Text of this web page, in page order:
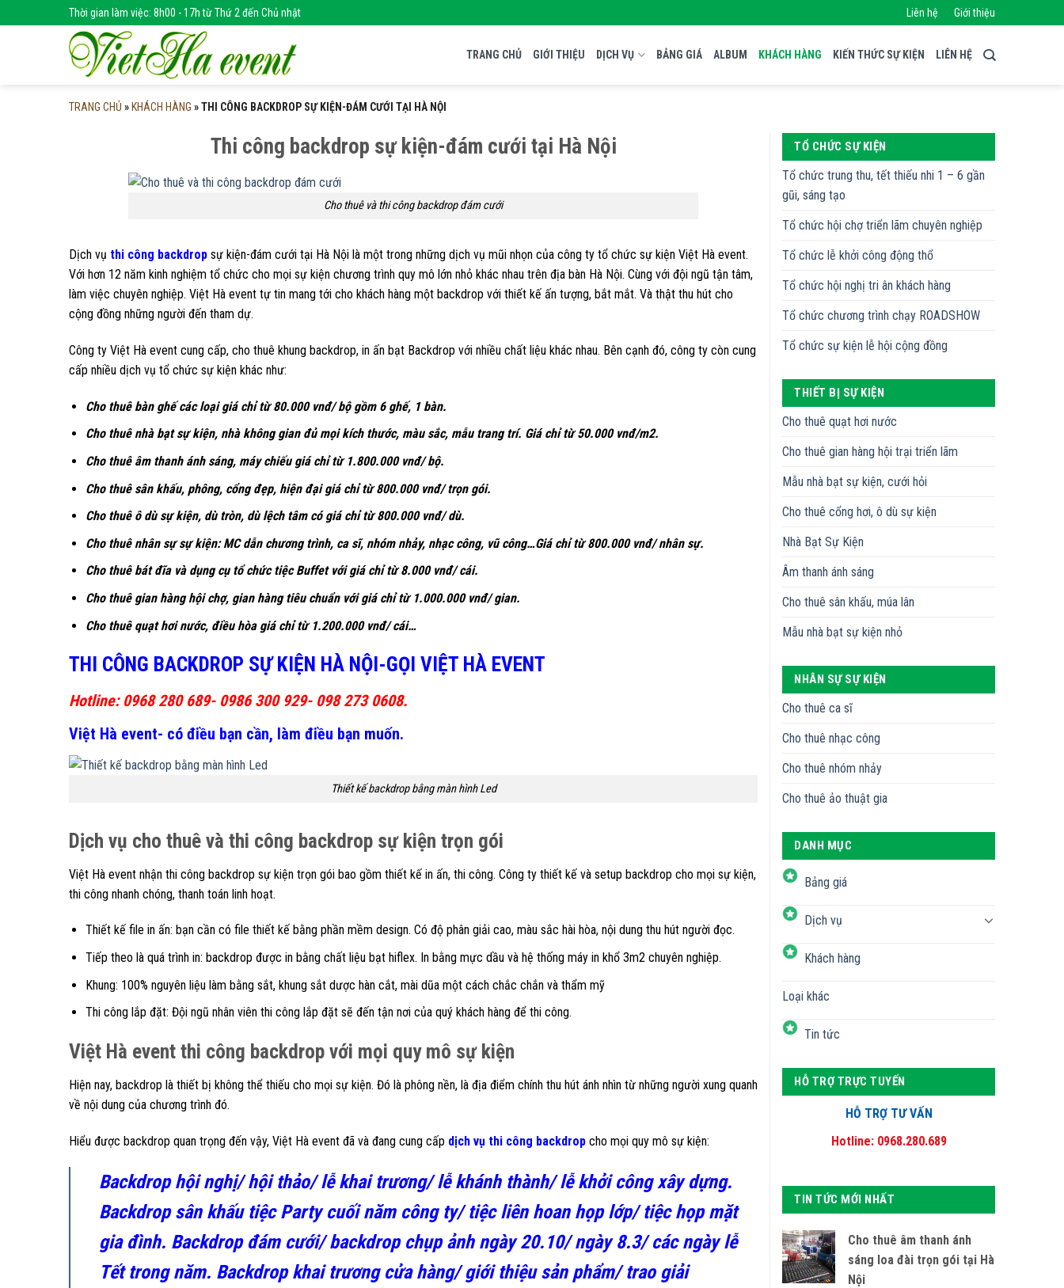
to
Thời gian làm việc: 8h00 - 17h từ Thứ 2 đến Chủ nhật Liên hệ Giới thiệu
TRANG CHỦ GIỚI THIỆU DỊCH VỤ BẢNG GIÁ ALBUM KHÁCH HÀNG KIẾN THỨC SỰ KIỆN LIÊN HỆ
TRANG CHỦ » KHÁCH HÀNG »THI CÔNG BACKDROP SỰ KIỆN-ĐÁM CƯỚI TẠI HÀ NỘI
Thi công backdrop sự kiện-đám cưới tại Hà Nội
Cho thuê và thi công backdrop đám cưới
Dịch vụ thi công backdrop sự kiện-đám cưới tại Hà Nội là một trong những dịch vụ mũi nhọn của công ty tổ chức sự kiện Việt Hà event.
Với hơn 12 năm kinh nghiệm tổ chức cho mọi sự kiện chương trình quy mô lớn nhỏ khác nhau trên địa bàn Hà Nội. Cùng với đội ngũ tận tâm,
làm việc chuyên nghiệp. Việt Hà event tự tin mang tới cho khách hàng một backdrop với thiết kế ấn tượng, bắt mắt. Và thật thu hút cho
cộng đồng những người đến tham dự.
Công ty Việt Hà event cung cấp, cho thuê khung backdrop, in ấn bạt Backdrop với nhiều chất liệu khác nhau. Bên cạnh đó, công ty còn cung
cấp nhiều dịch vụ tổ chức sự kiện khác như:
Cho thuê bàn ghế các loại giá chỉ từ 80.000 vnđ/ bộ gồm 6 ghế, 1 bàn.
Cho thuê nhà bạt sự kiện, nhà không gian đủ mọi kích thước, màu sắc, mẫu trang trí. Giá chỉ từ 50.000 vnđ/m2.
Cho thuê âm thanh ánh sáng, máy chiếu giá chỉ từ 1.800.000 vnđ/ bộ.
Cho thuê sân khấu, phông, cổng đẹp, hiện đại giá chỉ từ 800.000 vnđ/ trọn gói.
Cho thuê ô dù sự kiện, dù tròn, dù lệch tâm có giá chỉ từ 800.000 vnđ/ dù.
Cho thuê nhân sự sự kiện: MC dẫn chương trình, ca sĩ, nhóm nhảy, nhạc công, vũ công…Giá chỉ từ 800.000 vnđ/ nhân sự.
Cho thuê bát đĩa và dụng cụ tổ chức tiệc Buffet với giá chỉ từ 8.000 vnđ/ cái.
Cho thuê gian hàng hội chợ, gian hàng tiêu chuẩn với giá chỉ từ 1.000.000 vnđ/ gian.
Cho thuê quạt hơi nước, điều hòa giá chỉ từ 1.200.000 vnđ/ cái…
THI CÔNG BACKDROP SỰ KIỆN HÀ NỘI-GỌI VIỆT HÀ EVENT
Hotline: 0968 280 689- 0986 300 929- 098 273 0608.
Việt Hà event- có điều bạn cần, làm điều bạn muốn.
Thiết kế backdrop bằng màn hình Led
Dịch vụ cho thuê và thi công backdrop sự kiện trọn gói
Việt Hà event nhận thi công backdrop sự kiện trọn gói bao gồm thiết kế in ấn, thi công. Công ty thiết kế và setup backdrop cho mọi sự kiện,
thi công nhanh chóng, thanh toán linh hoạt.
Thiết kế file in ấn: bạn cần có file thiết kế bằng phần mềm design. Có độ phân giải cao, màu sắc hài hòa, nội dung thu hút người đọc.
Tiếp theo là quá trình in: backdrop được in bằng chất liệu bạt hiflex. In bằng mực dầu và hệ thống máy in khổ 3m2 chuyên nghiệp.
Khung: 100% nguyên liệu làm bằng sắt, khung sắt dược hàn cắt, mài dũa một cách chắc chắn và thẩm mỹ
Thi công lắp đặt: Đội ngũ nhân viên thi công lắp đặt sẽ đến tận nơi của quý khách hàng để thi công.
Việt Hà event thi công backdrop với mọi quy mô sự kiện
Hiện nay, backdrop là thiết bị không thể thiếu cho mọi sự kiện. Đó là phông nền, là địa điểm chính thu hút ánh nhìn từ những người xung quanh
về nội dung của chương trình đó.
Hiểu được backdrop quan trọng đến vậy, Việt Hà event đã và đang cung cấp dịch vụ thi công backdrop cho mọi quy mô sự kiện:
Backdrop hội nghị/ hội thảo/ lễ khai trương/ lễ khánh thành/ lễ khởi công xây dựng.
Backdrop sân khấu tiệc Party cuối năm công ty/ tiệc liên hoan họp lớp/ tiệc họp mặt
gia đình. Backdrop đám cưới/ backdrop chụp ảnh ngày 20.10/ ngày 8.3/ các ngày lễ
Tết trong năm. Backdrop khai trương cửa hàng/ giới thiệu sản phẩm/ trao giải
TỔ CHỨC SỰ KIỆN
Tổ chức trung thu, tết thiếu nhi 1 – 6 gần
gũi, sáng tạo
Tổ chức hội chợ triển lãm chuyên nghiệp
Tổ chức lễ khởi công động thổ
Tổ chức hội nghị tri ân khách hàng
Tổ chức chương trình chạy ROADSHOW
Tổ chức sự kiện lễ hội cộng đồng
THIẾT BỊ SỰ KIỆN
Cho thuê quạt hơi nước
Cho thuê gian hàng hội trại triển lãm
Mẫu nhà bạt sự kiện, cưới hỏi
Cho thuê cổng hơi, ô dù sự kiện
Nhà Bạt Sự Kiện
Âm thanh ánh sáng
Cho thuê sân khấu, múa lân
Mẫu nhà bạt sự kiện nhỏ
NHÂN SỰ SỰ KIỆN
Cho thuê ca sĩ
Cho thuê nhạc công
Cho thuê nhóm nhảy
Cho thuê ảo thuật gia
DANH MỤC
Bảng giá
Dịch vụ
Khách hàng
Loại khác
Tin tức
HỖ TRỢ TRỰC TUYẾN
HỖ TRỢ TƯ VẤN
Hotline: 0968.280.689
TIN TỨC MỚI NHẤT
Cho thuê âm thanh ánh
sáng loa đài trọn gói tại Hà
Nội